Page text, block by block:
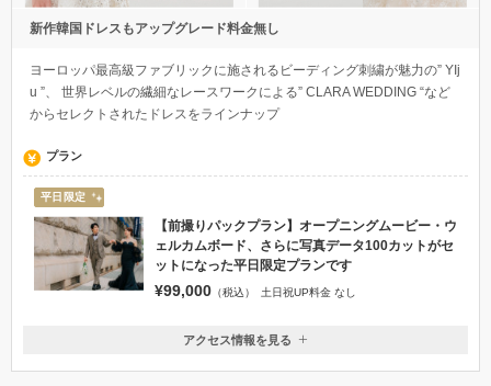
新作韓国ドレスもアップグレード料金無し
ヨーロッパ最高級ファブリックに施されるビーディング刺繍が魅力の” YIj
u ”、 世界レベルの繊細なレースワークによる” CLARA WEDDING “など
からセレクトされたドレスをラインナップ
プラン
平日限定
【前撮りパックプラン】オープニングムービー・ウ
ェルカムボード、さらに写真データ100カットがセ
ットになった平日限定プランです
¥99,000 （税込） 土日祝UP料金 なし
兵庫県神戸市中央区北長狭通３丁目１２−３ 302
アクセス情報を見る